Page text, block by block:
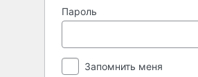
Пароль
Запомнить меня